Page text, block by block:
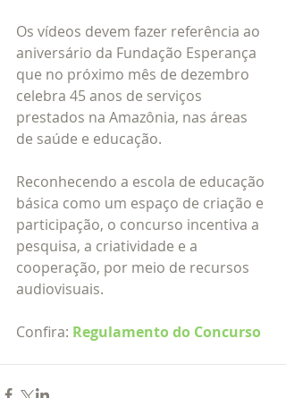
Os vídeos devem fazer referência ao
aniversário da Fundação Esperança
que no próximo mês de dezembro
celebra 45 anos de serviços
prestados na Amazônia, nas áreas
de saúde e educação.
Reconhecendo a escola de educação
básica como um espaço de criação e
participação, o concurso incentiva a
pesquisa, a criatividade e a
cooperação, por meio de recursos
audiovisuais.
Confira: Regulamento do Concurso